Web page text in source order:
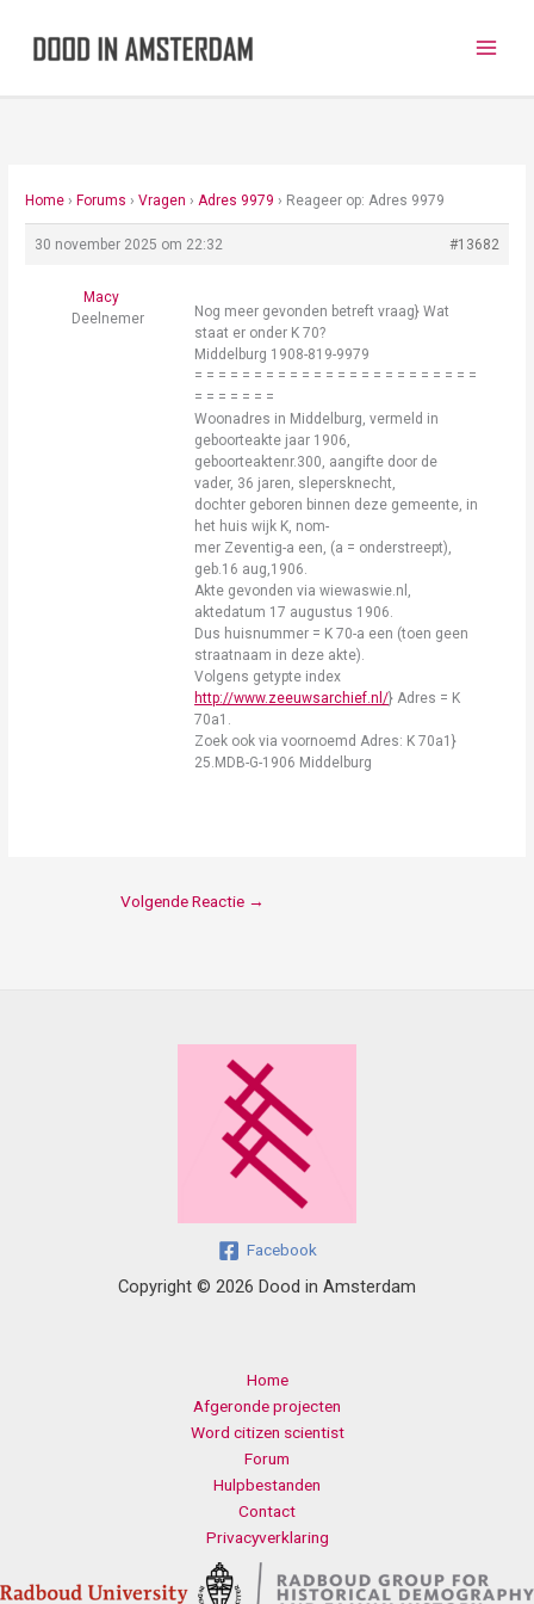
Home › Forums › Vragen › Adres 9979 › Reageer op: Adres 9979
30 november 2025 om 22:32 #13682
Macy
Deelnemer
Nog meer gevonden betreft vraag} Wat
staat er onder K 70?
Middelburg 1908-819-9979
= = = = = = = = = = = = = = = = = = = = = = = =
= = = = = = =
Woonadres in Middelburg, vermeld in
geboorteakte jaar 1906,
geboorteaktenr.300, aangifte door de
vader, 36 jaren, slepersknecht,
dochter geboren binnen deze gemeente, in
het huis wijk K, nom-
mer Zeventig-a een, (a = onderstreept),
geb.16 aug,1906.
Akte gevonden via wiewaswie.nl,
aktedatum 17 augustus 1906.
Dus huisnummer = K 70-a een (toen geen
straatnaam in deze akte).
Volgens getypte index
http://www.zeeuwsarchief.nl/} Adres = K
70a1.
Zoek ook via voornoemd Adres: K 70a1}
25.MDB-G-1906 Middelburg
Volgende Reactie →
Facebook
Copyright © 2026 Dood in Amsterdam
Home
Afgeronde projecten
Word citizen scientist
Forum
Hulpbestanden
Contact
Privacyverklaring